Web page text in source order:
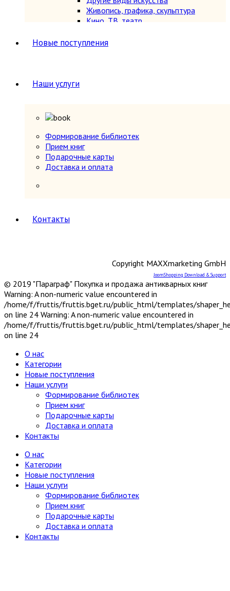
Живопись, графика, скульптура
Кино, ТВ, театр
Теория и история искусства, эстетика
периодов
Средние века (476-1640 гг.)
История России
Книги на иностранных языках
Книговедение, библиография, полиграфия
Коллекционирование (марки, монеты,
награды и др.)
Краеведение России
6
Другое
Москва
Литературоведение
Марксистско-ленинская литература
Математика
Машиностроение, приборостроение
Медицина
Анатомия и физиология
Психиатрия, нервные болезни
Хирургия, онкология, травматология,
Металлургия, горное дело
Миниатюрные издания
Новые поступления
Наши услуги
Формирование библиотек
Прием книг
Подарочные карты
Доставка и оплата
Контакты
Copyright MAXXmarketing GmbH
JoomShopping Download & Support
© 2019 "Параграф" Покупка и продажа антикварных книг
Warning: A non-numeric value encountered in
/home/f/fruttis/fruttis.bget.ru/public_html/templates/
on line 24 Warning: A non-numeric value encountered in
/home/f/fruttis/fruttis.bget.ru/public_html/templates/
on line 24
О нас
Категории
Новые поступления
Наши услуги
Формирование библиотек
Прием книг
Подарочные карты
Доставка и оплата
Контакты
О нас
Категории
Новые поступления
Наши услуги
Формирование библиотек
Прием книг
Подарочные карты
Доставка и оплата
Контакты